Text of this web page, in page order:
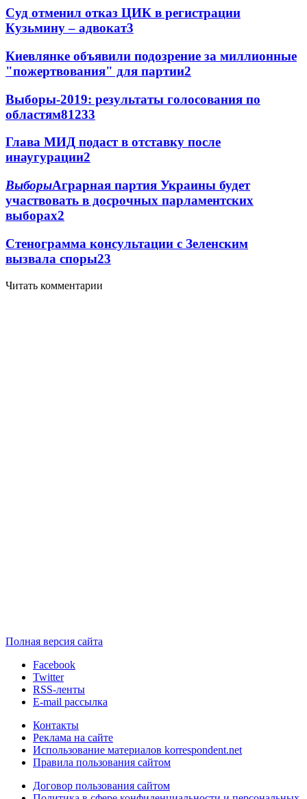
Суд отменил отказ ЦИК в регистрации
Кузьмину – адвокат3
Киевлянке объявили подозрение за миллионные
"пожертвования" для партии2
Выборы-2019: результаты голосования по
областям81233
Глава МИД подаст в отставку после
инаугурации2
ВыборыАграрная партия Украины будет
участвовать в досрочных парламентских
выборах2
Стенограмма консультации с Зеленским
вызвала споры23
Читать комментарии
Полная версия сайта
Facebook
Twitter
RSS-ленты
E-mail рассылка
Контакты
Реклама на сайте
Использование материалов korrespondent.net
Правила пользования сайтом
Договор пользования сайтом